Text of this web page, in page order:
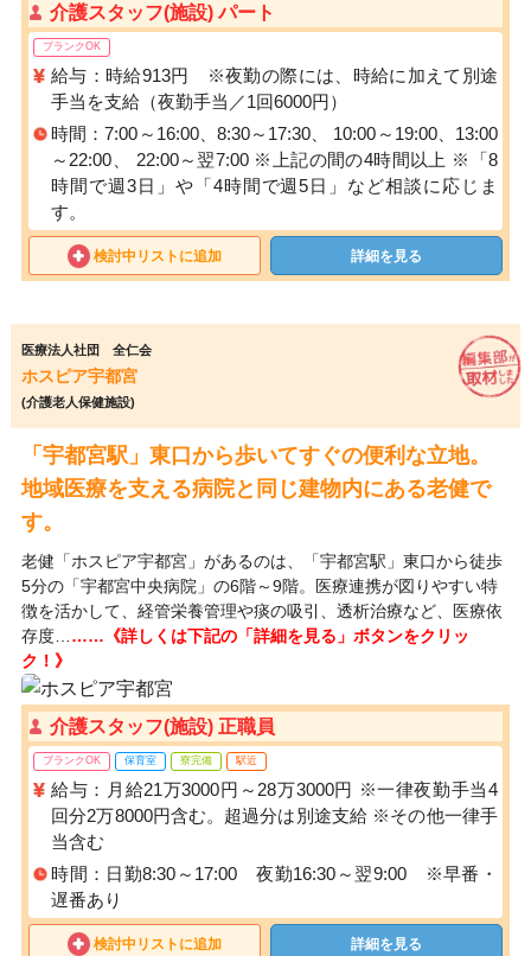
介護スタッフ(施設) パート
ブランクOK
給与：時給913円 ※夜勤の際には、時給に加えて別途
手当を支給（夜勤手当／1回6000円）
時間：7:00～16:00、8:30～17:30、 10:00～19:00、13:00
～22:00、 22:00～翌7:00 ※上記の間の4時間以上 ※「8
時間で週3日」や「4時間で週5日」など相談に応じま
す。
検討中リストに追加 詳細を見る
医療法人社団 全仁会
ホスピア宇都宮
(介護老人保健施設)
「宇都宮駅」東口から歩いてすぐの便利な立地。
地域医療を支える病院と同じ建物内にある老健で
す。
老健「ホスピア宇都宮」があるのは、「宇都宮駅」東口から徒歩
5分の「宇都宮中央病院」の6階～9階。医療連携が図りやすい特
徴を活かして、経管栄養管理や痰の吸引、透析治療など、医療依
存度… ……《詳しくは下記の「詳細を見る」ボタンをクリッ
ク！》
介護スタッフ(施設) 正職員
ブランクOK 保育室 寮完備 駅近
給与：月給21万3000円～28万3000円 ※一律夜勤手当4
回分2万8000円含む。超過分は別途支給 ※その他一律手
当含む
時間：日勤8:30～17:00 夜勤16:30～翌9:00 ※早番・
遅番あり
検討中リストに追加 詳細を見る